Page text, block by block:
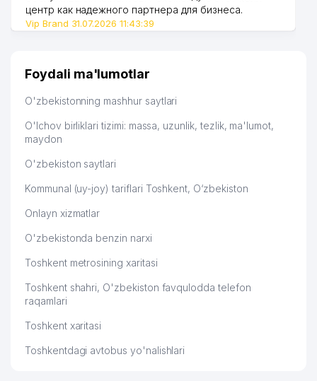
MULK SHIRKATI
46 TOSHSHAHDAVEKSPERTIZA DUK 299 м
MChJ
KITMACH PREMIUM XUSUSIY
50
LABORATOIRE INNOTECH
INTERNATIONAL VAKOLATXONA
52
TIBBIY-MEHNAT EKSPERT
53 ROYAL SERVICE MChJ
SHIRKATI
центр как надежного партнера для бизнеса.
Vip Brand 31.07.2026 11:43:39
Foydali ma'lumotlar
O'zbekistonning mashhur saytlari
O'lchov birliklari tizimi: massa, uzunlik, tezlik, ma'lumot,
maydon
O'zbekiston saytlari
Kommunal (uy-joy) tariflari Toshkent, O‘zbekiston
Onlayn xizmatlar
O'zbekistonda benzin narxi
Toshkent metrosining xaritasi
Toshkent shahri, O'zbekiston favqulodda telefon
raqamlari
Toshkent xaritasi
Toshkentdagi avtobus yo'nalishlari